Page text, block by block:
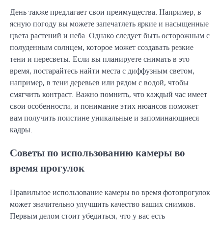
День также предлагает свои преимущества. Например, в
ясную погоду вы можете запечатлеть яркие и насыщенные
цвета растений и неба. Однако следует быть осторожным с
полуденным солнцем, которое может создавать резкие
тени и пересветы. Если вы планируете снимать в это
время, постарайтесь найти места с диффузным светом,
например, в тени деревьев или рядом с водой, чтобы
смягчить контраст. Важно помнить, что каждый час имеет
свои особенности, и понимание этих нюансов поможет
вам получить поистине уникальные и запоминающиеся
кадры.
Советы по использованию камеры во
время прогулок
Правильное использование камеры во время фотопрогулок
может значительно улучшить качество ваших снимков.
Первым делом стоит убедиться, что у вас есть